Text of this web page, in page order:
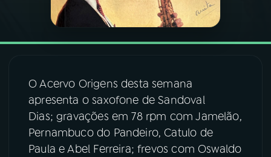
PODCASTS
07ÚLTIMAS
08 FESTIVAL DE MÚSICA
O Acervo Origens desta semana
apresenta o saxofone de Sandoval
Dias; gravações em 78 rpm com Jamelão,
Pernambuco do Pandeiro, Catulo de
Paula e Abel Ferreira; frevos com Oswaldo